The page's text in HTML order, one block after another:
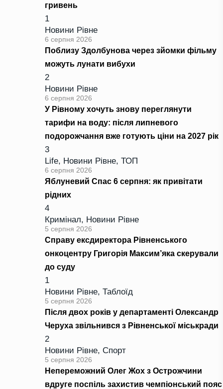
гривень
1
Новини Рівне
6 серпня 2026
Поблизу Здолбунова через зйомки фільму
можуть лунати вибухи
2
Новини Рівне
6 серпня 2026
У Рівному хочуть знову переглянути
тарифи на воду: після липневого
подорожчання вже готують ціни на 2027 рік
3
Life, Новини Рівне, ТОП
6 серпня 2026
Яблуневий Спас 6 серпня: як привітати
рідних
4
Кримінал, Новини Рівне
5 серпня 2026
Справу ексдиректора Рівненського
онкоцентру Григорія Максим’яка скерували
до суду
1
Новини Рівне, Таблоїд
5 серпня 2026
Після двох років у департаменті Олександр
Черуха звільнився з Рівненської міськради
2
Новини Рівне, Спорт
5 серпня 2026
Непереможний Олег Жох з Острожчини
вдруге поспіль захистив чемпіонський пояс